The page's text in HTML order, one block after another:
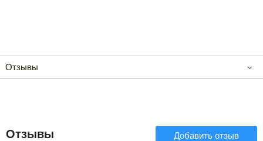
Отзывы
Отзывы Добавить отзыв